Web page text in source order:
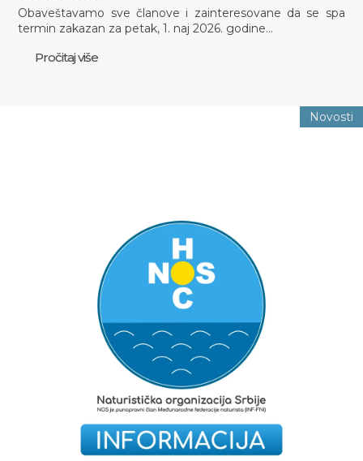
Obaveštavamo sve članove i zainteresovane da se spa
termin zakazan za petak, 1. naj 2026. godine…
Pročitaj više
Novosti